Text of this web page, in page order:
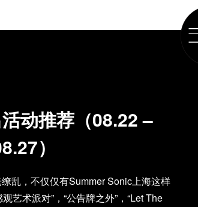
动推荐（08.22 –
）
乱，不仅仅有Summer Sonic上海这样
艺术派对”，“公告牌之外”，“Let The